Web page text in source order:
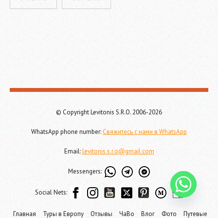
© Copyright Levitonis S.R.O. 2006-2026
WhatsApp phone number:Свяжитесь с нами в WhatsApp
Email:levitonis.s.r.o@gmail.com
Messengers:
Social Nets:
Главная Туры в Европу Отзывы ЧаВо Влог Фото Путевые